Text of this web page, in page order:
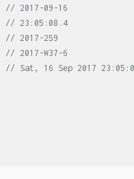
// 2017-09-16
// 23:05:08.4
// 2017-259
// 2017-W37-6
// Sat, 16 Sep 2017